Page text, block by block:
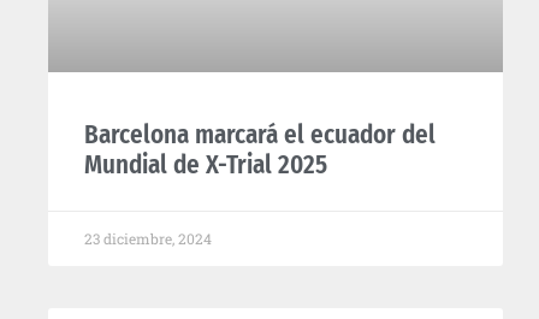
Barcelona marcará el ecuador del
Mundial de X-Trial 2025
23 diciembre, 2024